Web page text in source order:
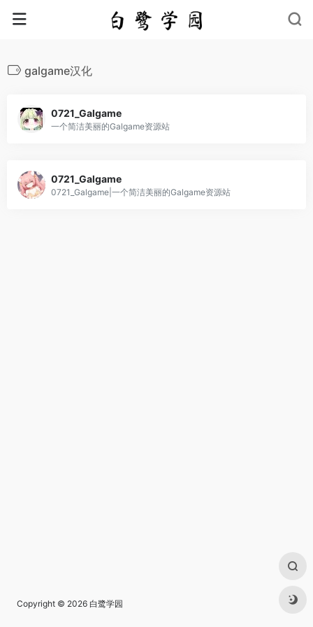
galgame汉化
0721_Galgame
一个简洁美丽的Galgame资源站
0721_Galgame
0721_Galgame|一个简洁美丽的Galgame资源站
Copyright © 2026 白鹭学园